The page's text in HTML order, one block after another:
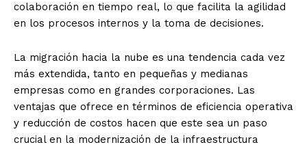
colaboración en tiempo real, lo que facilita la agilidad
en los procesos internos y la toma de decisiones.
La migración hacia la nube es una tendencia cada vez
más extendida, tanto en pequeñas y medianas
empresas como en grandes corporaciones. Las
ventajas que ofrece en términos de eficiencia operativa
y reducción de costos hacen que este sea un paso
crucial en la modernización de la infraestructura